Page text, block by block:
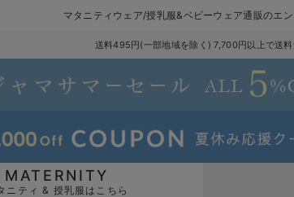
マタニティウェア/授乳服&ベビーウェア通販のエ
送料495円(一部地域を除く) 7,700円以上で送
MATERNITY
ニティ & 授乳服はこちら